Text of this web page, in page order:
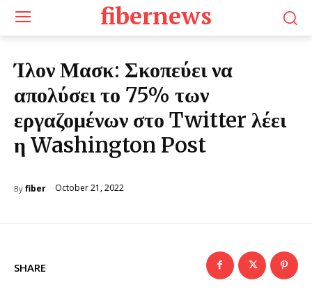
fibernews
Ίλον Μασκ: Σκοπεύει να
απολύσει το 75% των
εργαζομένων στο Twitter λέει
η Washington Post
By fiber October 21, 2022
SHARE